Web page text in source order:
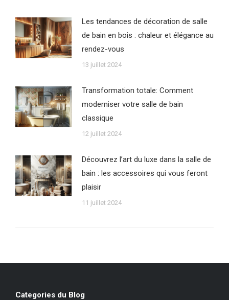
Les tendances de décoration de salle
de bain en bois : chaleur et élégance au
rendez-vous
13 juillet 2024
Transformation totale: Comment
moderniser votre salle de bain
classique
12 juillet 2024
Découvrez l’art du luxe dans la salle de
bain : les accessoires qui vous feront
plaisir
11 juillet 2024
Categories du Blog